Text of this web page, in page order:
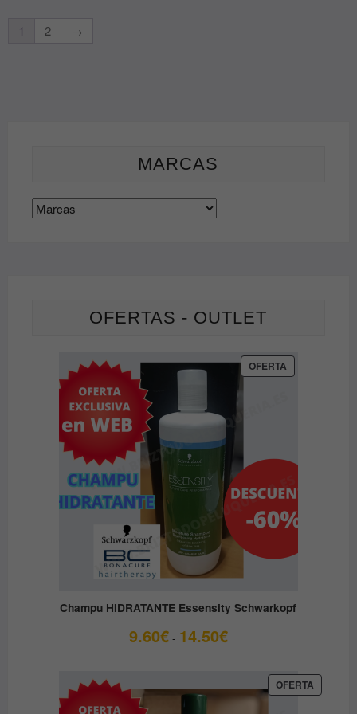
1 2 →
MARCAS
OFERTAS - OUTLET
OFERTAPRODUCTO
EN
Champu HIDRATANTE Essensity Schwarkopf
9.60€ - 14.50€Rango
9.60€
OFERTA
EN